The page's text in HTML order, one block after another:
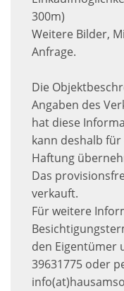
300m)
Weitere Bilder,
Anfrage.
Die
Angaben des
hat diese
kann deshalb
Haftung
Das
verkauft.
Für weitere
den Eigentümer
39631775 oder